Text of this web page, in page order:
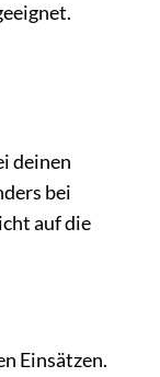
deinen
bei
auf die
Einsätzen.